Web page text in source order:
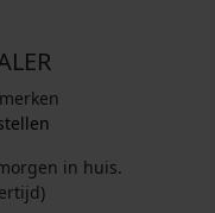
in huis.